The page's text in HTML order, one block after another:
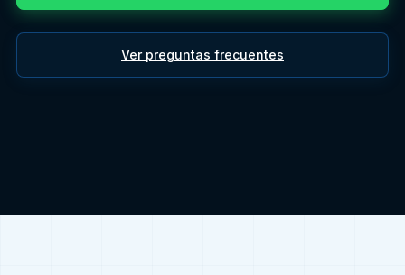
Ver preguntas frecuentes